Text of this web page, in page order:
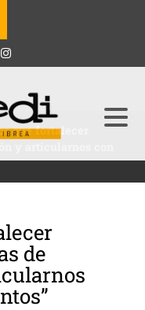
que fortalecer
de